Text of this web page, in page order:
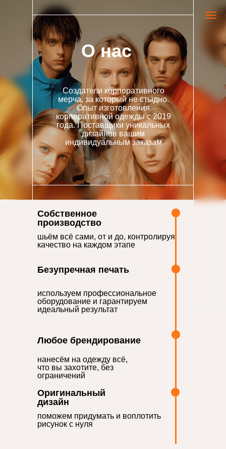
О нас
Создатели корпоративного
мерча, за который не стыдно.
Опыт изготовления
корпоративной одежды с 2019
года. Поставщики уникальных
дизайнов вашим
индивидуальным заказам
Оригинальный
дизайн
поможем придумать и воплотить
рисунок с нуля
Любое брендирование
нанесём на одежду всё,
что вы захотите, без
ограничений
Безупречная печать
используем профессиональное
оборудование и гарантируем
идеальный результат
Собственное
производство
шьём всё сами, от и до, контролируя
качество на каждом этапе